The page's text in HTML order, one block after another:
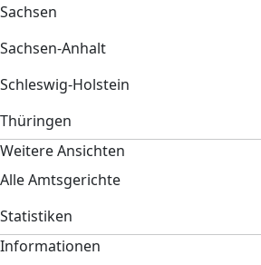
Sachsen
Sachsen-Anhalt
Schleswig-Holstein
Thüringen
Weitere Ansichten
Alle Amtsgerichte
Statistiken
Informationen